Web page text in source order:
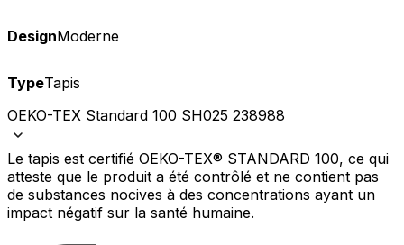
DesignModerne
TypeTapis
OEKO-TEX Standard 100 SH025 238988
Le tapis est certifié OEKO-TEX® STANDARD 100, ce qui
atteste que le produit a été contrôlé et ne contient pas
de substances nocives à des concentrations ayant un
impact négatif sur la santé humaine.